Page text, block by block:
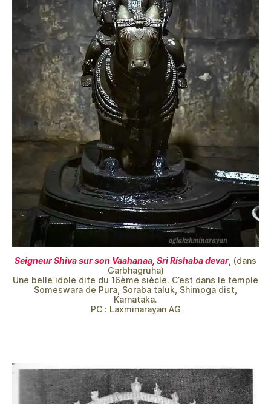
Seigneur Shiva sur son Vaahanaa, Sri Rishaba devar, (dans
Garbhagruha)
Une belle idole dite du 16ème siècle. C’est dans le temple
Someswara de Pura, Soraba taluk, Shimoga dist,
Karnataka.
PC : Laxminarayan AG